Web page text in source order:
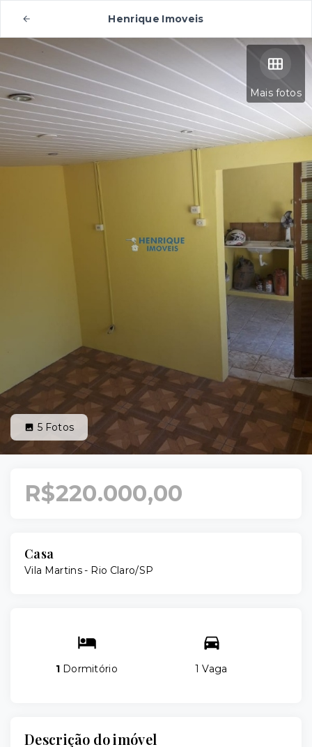
Henrique Imoveis
Mais fotos
5 Fotos
R$220.000,00
Casa
Vila Martins - Rio Claro/SP
1 Dormitório 1 Vaga
Descrição do imóvel